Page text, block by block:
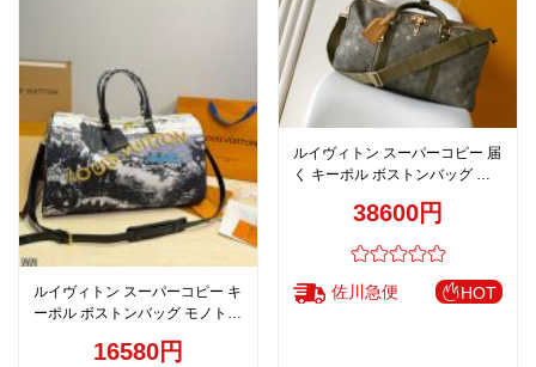
ルイヴィトン スーパーコピー キ
ーポル ボストンバッグ モノトー
16580円
ルイヴィトン スーパーコピー 届
く キーポル ボストンバッグ ダ
2WAY仕様 M26964
38600円
佐川急便 HOT